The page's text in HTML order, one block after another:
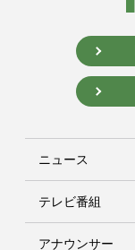
ニュース
テレビ番組
アナウンサー